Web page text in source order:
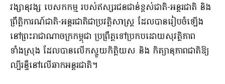
វង្សានុវង្ស បេសកកម្ម របស់ឥស្សរជនជាន់ខ្ពស់ជាតិ-អន្តរជាតិ និង
ព្រឹត្តិការណ៍ជាតិ-អន្តរជាតិជាប្រវត្តិសាស្ត្រ ដែលបានរៀបចំឡើង
នៅព្រះរាជាណាចក្រកម្ពុជា ប្រព្រឹត្តទៅប្រកបដោយសុវត្ថិភាព
ទាំងស្រុង ដែលបានលើកស្ទួយកិត្តិយស និង កិត្យានុភាពជាតិឱ្យ
ល្បីរន្ទឺនៅលើឆាកអន្តរជាតិ។